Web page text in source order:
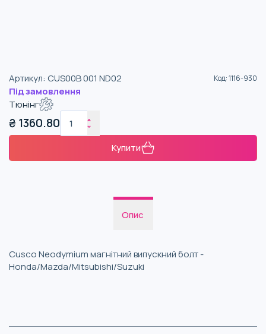
Артикул: CUS00B 001 ND02 Код:1116-930
Під замовлення
Тюнінг
₴ 1360.80
Купити
Опис
Cusco Neodymium магнітний випускний болт -
Honda/Mazda/Mitsubishi/Suzuki